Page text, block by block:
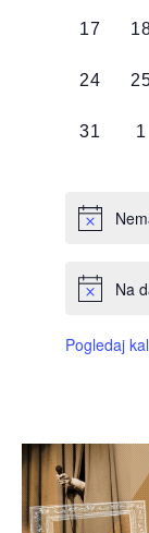
0
17
0
0
24
0
0
31
0
1
Na
Pogledaj